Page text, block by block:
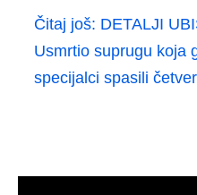
Čitaj još: DETALJI
Usmrtio suprugu koja
specijalci spasili